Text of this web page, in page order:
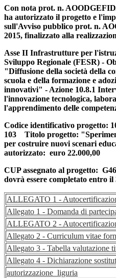
Con nota prot. n.
ha autorizzato il progetto e
sull'Avviso pubblico prot. n.
2015, finalizzato alla
Asse II Infrastrutture per
Sviluppo Regionale (FESR) -
"Diffusione della società della
scuola e della formazione e
innovativi" - Azione 10.8.1
l'innovazione tecnologica,
l'apprendimento delle
Codice identificativo progetto:
103 Titolo progetto:
per costruire nuovi scenari
autorizzato: euro 22.000,00
CUP assegnato al progetto:
dovrà essere completato entro il
ALLEGATO 1 -
Allegato 1 - Domanda di
ALLEGATO 2 -
Allegato 2 - Curriculum vitae
Allegato 3 - Tabella valutazione
Allegato 4 - Dichiarazione
autorizzazione_liguria